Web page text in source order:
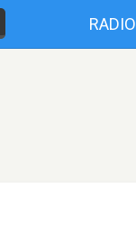
RADIO